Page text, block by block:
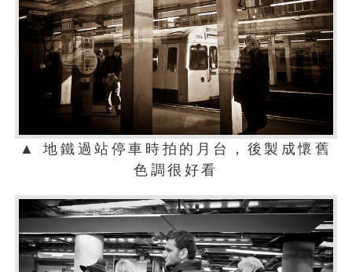
▲ 地鐵過站停車時拍的月台，後製成懷舊
色調很好看